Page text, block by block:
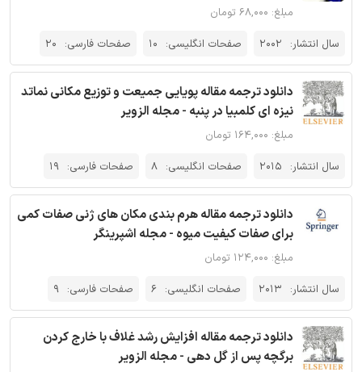
مبلغ: ۶۸,۰۰۰ تومان
سال انتشار: 2002 صفحات انگلیسی: 10 صفحات فارسی: 20
دانلود ترجمه مقاله پویایی جمیعت و توزیع مکانی نماتد
نیزه ای کلمبیا در پنبه - مجله الزویر
مبلغ: ۱۶۴,۰۰۰ تومان
سال انتشار: 2015 صفحات انگلیسی: 8 صفحات فارسی: 19
دانلود ترجمه مقاله هرم بندی مکان های ژنی صفات کمی
برای صفات کیفیت میوه - مجله اشپرینگر
مبلغ: ۱۲۴,۰۰۰ تومان
سال انتشار: 2013 صفحات انگلیسی: 6 صفحات فارسی: 9
دانلود ترجمه مقاله افزایش رشد غلاف با خارج کردن
برگچه پس از گل دهی - مجله الزویر